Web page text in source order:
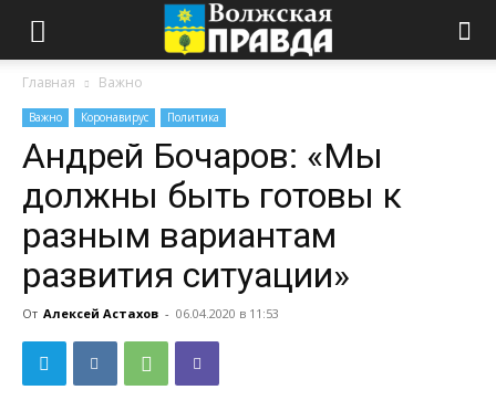
Главная Важно
Важно Коронавирус Политика
Андрей Бочаров: «Мы
должны быть готовы к
разным вариантам
развития ситуации»
От Алексей Астахов - 06.04.2020 в 11:53